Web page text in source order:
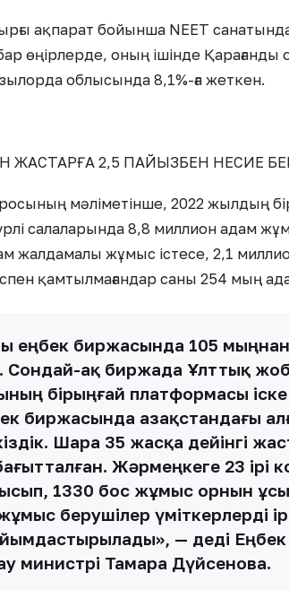
ақпарат бойынша NEET
өңірлерде, оның ішінде
облысында 8,1%-ға жеткен.
ЖАСТАРҒА 2,5 ПАЙЫЗБЕН НЕСИЕ
мәліметінше, 2022 жылдың
салаларында 8,8 миллион адам
жалдамалы жұмыс істесе, 2,1
қамтылмағандар саны 254 мың
еңбек биржасында 105
Сондай-ақ биржада Ұлттық
бірыңғай платформасы
биржасында Қазақстандағы
Шара 35 жасқа дейінгі
Жәрмеңкеге 23 ірі
1330 бос жұмыс орнын
жұмыс берушілер
— деді
министрі Тамара Дүйсенова.